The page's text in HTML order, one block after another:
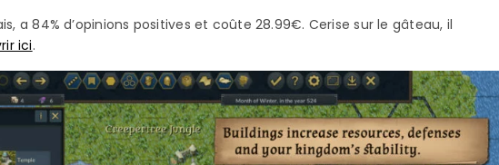
a 84% d’opinions positives et coûte 28.99€. Cerise sur le gâteau, il
ici.